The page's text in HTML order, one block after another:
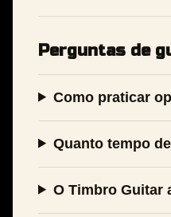
Perguntas de
Como praticar
Quanto tempo
O Timbro Guitar